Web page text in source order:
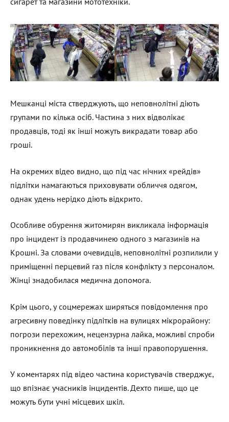
Мешканці міста стверджують, що неповнолітні діють
групами по кілька осіб. Частина з них відволікає
продавців, тоді як інші можуть викрадати товар або
гроші.
На окремих відео видно, що під час нічних «рейдів»
підлітки намагаються приховувати обличчя одягом,
однак удень нерідко діють відкрито.
Особливе обурення житомирян викликала інформація
про інцидент із продавчинею одного з магазинів на
Крошні. За словами очевидців, неповнолітні розпилили у
приміщенні перцевий газ після конфлікту з персоналом.
Жінці знадобилася медична допомога.
Крім цього, у соцмережах ширяться повідомлення про
агресивну поведінку підлітків на вулицях мікрорайону:
погрози перехожим, нецензурна лайка, можливі спроби
проникнення до автомобілів та інші правопорушення.
У коментарях під відео частина користувачів стверджує,
що впізнає учасників інцидентів. Дехто пише, що це
можуть бути учні місцевих шкіл.